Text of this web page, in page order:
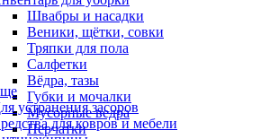
Швабры и насадки
Веники, щётки, совки
Тряпки для пола
Салфетки
Вёдра, тазы
Губки и мочалки
Мусорные ведра
Перчатки
устранения засоров
для ковров и мебели